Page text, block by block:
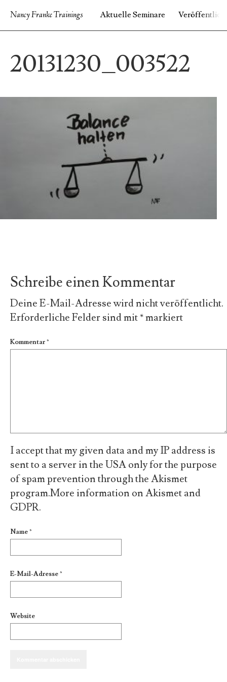
Nancy Franke Trainings Aktuelle Seminare
20131230_003522
Schreibe einen Kommentar
Deine E-Mail-Adresse wird nicht veröffentlicht.
Erforderliche Felder sind mit*markiert
Kommentar*
I accept that my given data and my IP address is
sent to a server in the USA only for the purpose
of spam prevention through theAkismet
program.More information on Akismet and
GDPR.
Name*
E-Mail-Adresse*
Website